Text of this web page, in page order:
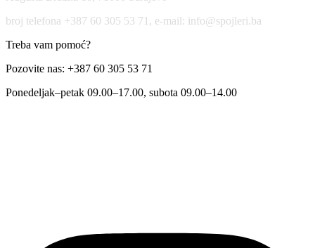
broj telefona +387 60 305 53 71, e-mail: info@spojleri.ba
Treba vam pomoć?
Pozovite nas: +387 60 305 53 71
Ponedeljak–petak 09.00–17.00, subota 09.00–14.00